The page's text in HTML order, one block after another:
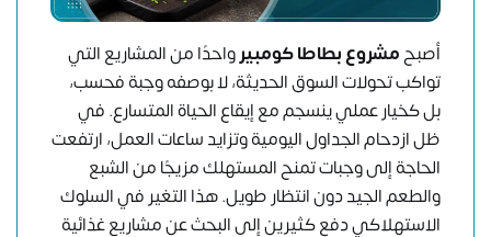
أصبحمشروع بطاطا كومبيرواحدًا من المشاريع التي
تواكب تحولات السوق الحديثة، لا بوصفه وجبة فحسب،
بل كخيار عملي ينسجم مع إيقاع الحياة المتسارع. في
ظل ازدحام الجداول اليومية وتزايد ساعات العمل، ارتفعت
الحاجة إلى وجبات تمنح المستهلك مزيجًا من الشبع
والطعم الجيد دون انتظار طويل. هذا التغير في السلوك
الاستهلاكي دفع كثيرين إلى البحث عن مشاريع غذائية